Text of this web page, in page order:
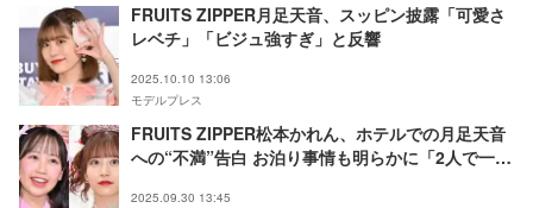
FRUITS ZIPPER月足天音、スッピン披露「可愛さ
レベチ」「ビジュ強すぎ」と反響
2025.10.10 13:06
モデルプレス
FRUITS ZIPPER松本かれん、ホテルでの月足天音
への“不満”告白 お泊り事情も明らかに「2人で一緒
2025.09.30 13:45